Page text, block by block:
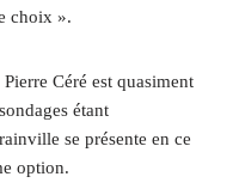
choix ».
Céré est quasiment
étant
se présente en ce
option.